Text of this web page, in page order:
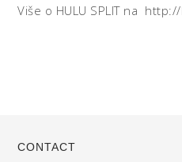
Više o HULU SPLIT na
CONTACT